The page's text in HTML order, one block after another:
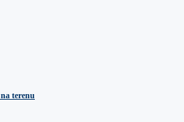
terenu